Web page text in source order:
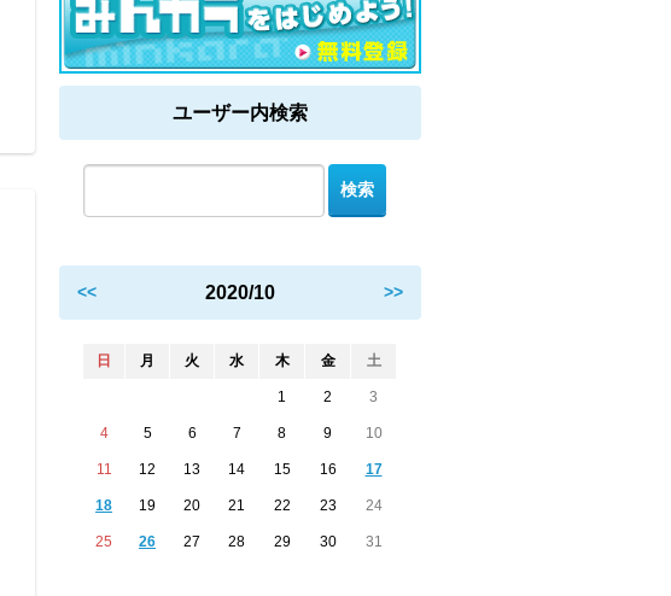
ユーザー内検索
<< 2020/10 >>
日 月 火 水 木 金 土
1 2 3
4 5 6 7 8 9 10
11 12 13 14 15 16 17
18 19 20 21 22 23 24
25 26 27 28 29 30 31